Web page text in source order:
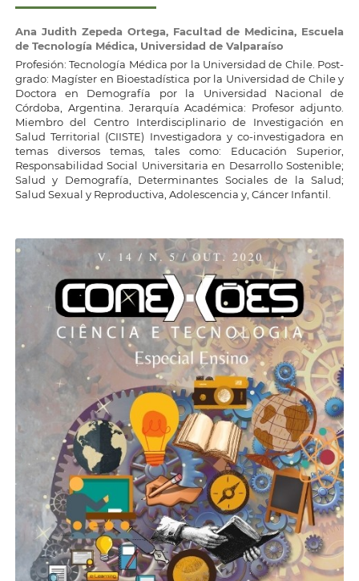
Ana Judith Zepeda Ortega, Facultad de Medicina, Escuela
de Tecnología Médica, Universidad de Valparaíso
Profesión: Tecnología Médica por la Universidad de Chile. Post-
grado: Magíster en Bioestadística por la Universidad de Chile y
Doctora en Demografía por la Universidad Nacional de
Córdoba, Argentina. Jerarquía Académica: Profesor adjunto.
Miembro del Centro Interdisciplinario de Investigación en
Salud Territorial (CIISTE) Investigadora y co-investigadora en
temas diversos temas, tales como: Educación Superior,
Responsabilidad Social Universitaria en Desarrollo Sostenible;
Salud y Demografía, Determinantes Sociales de la Salud;
Salud Sexual y Reproductiva, Adolescencia y, Cáncer Infantil.